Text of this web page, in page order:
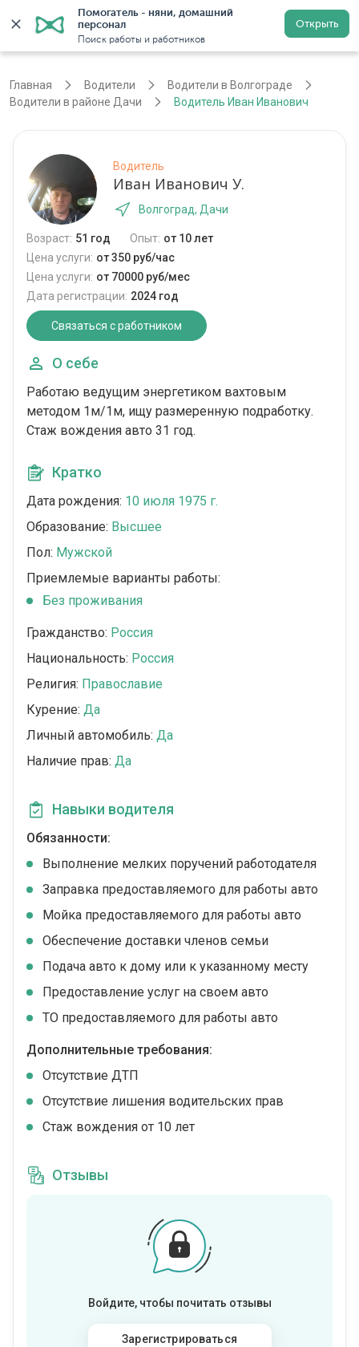
Помогатель - няни, домашний
персонал
Поиск работы и работников
Открыть
Волгоград Регистрация
Главная Водители
Водители в Волгограде
Водители в районе Дачи
Водитель Иван Иванович
Водитель
Иван Иванович У.
Волгоград, Дачи
Возраст: 51 год Опыт: от 10 лет
Цена услуги: от 350 руб/час
Цена услуги: от 70000 руб/мес
Дата регистрации: 2024 год
Связаться с работником
О себе
Работаю ведущим энергетиком вахтовым
методом 1м/1м, ищу размеренную подработку.
Стаж вождения авто 31 год.
Кратко
Дата рождения: 10 июля 1975 г.
Образование: Высшее
Пол: Мужской
Приемлемые варианты работы:
Без проживания
Гражданство: Россия
Национальность: Россия
Религия: Православие
Курение: Да
Личный автомобиль: Да
Наличие прав: Да
Навыки водителя
Обязанности:
Выполнение мелких поручений работодателя
Заправка предоставляемого для работы авто
Мойка предоставляемого для работы авто
Обеспечение доставки членов семьи
Подача авто к дому или к указанному месту
Предоставление услуг на своем авто
ТО предоставляемого для работы авто
Дополнительные требования:
Отсутствие ДТП
Отсутствие лишения водительских прав
Стаж вождения от 10 лет
Отзывы
Войдите, чтобы почитать отзывы
Зарегистрироваться